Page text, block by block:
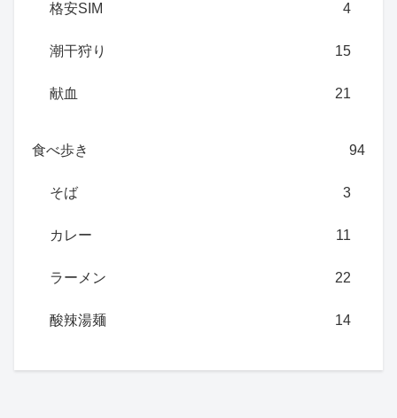
格安SIM 4
潮干狩り 15
献血 21
食べ歩き 94
そば 3
カレー 11
ラーメン 22
酸辣湯麺 14